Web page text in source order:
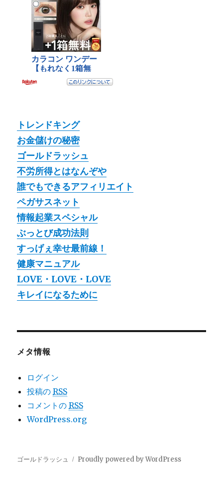
トレンドキング
お金儲けの秘密
ゴールドラッシュ
不労所得とはなんぞや
誰でもできるアフィリエイト
ペガサスネット
情報起業スペシャル
ぶっとび成功法則
すっげぇ幸せ最前線！
健康マニュアル
LOVE・LOVE・LOVE
キレイになるために
メタ情報
ログイン
投稿のRSS
コメントのRSS
WordPress.org
ゴールドラッシュ Proudly powered by WordPress